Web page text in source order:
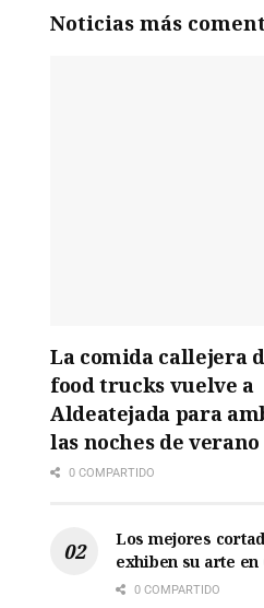
Noticias más
La comida callejera
food trucks vuelve a
Aldeatejada para
las noches de verano
0 COMPARTIDO
Los mejores
exhiben su arte en
0 COMPARTIDO